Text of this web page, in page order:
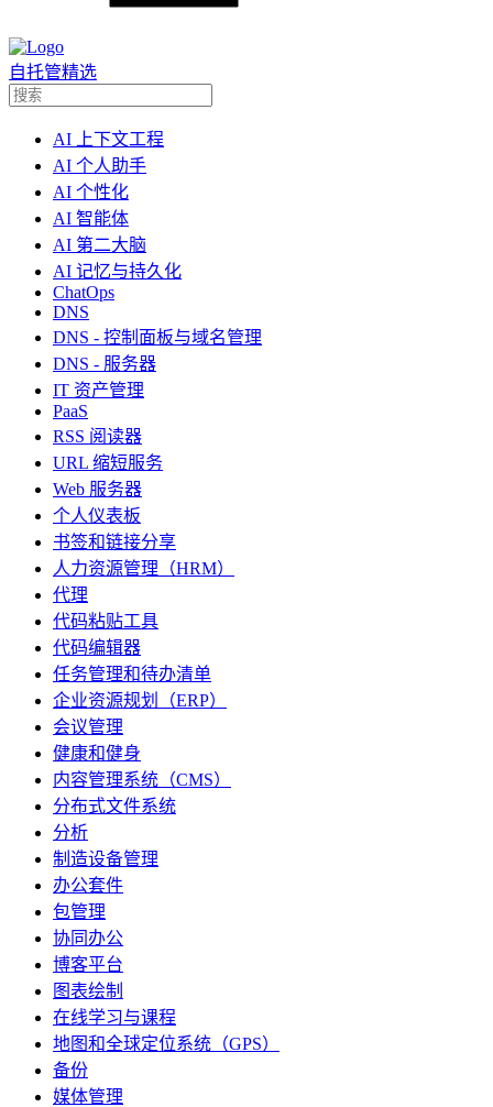
自托管精选
AI 上下文工程
AI 个人助手
AI 个性化
AI 智能体
AI 第二大脑
AI 记忆与持久化
ChatOps
DNS
DNS - 控制面板与域名管理
DNS - 服务器
IT 资产管理
PaaS
RSS 阅读器
URL 缩短服务
Web 服务器
个人仪表板
书签和链接分享
人力资源管理（HRM）
代理
代码粘贴工具
代码编辑器
任务管理和待办清单
企业资源规划（ERP）
会议管理
健康和健身
内容管理系统（CMS）
分布式文件系统
分析
制造设备管理
办公套件
包管理
协同办公
博客平台
图表绘制
在线学习与课程
地图和全球定位系统（GPS）
备份
媒体管理